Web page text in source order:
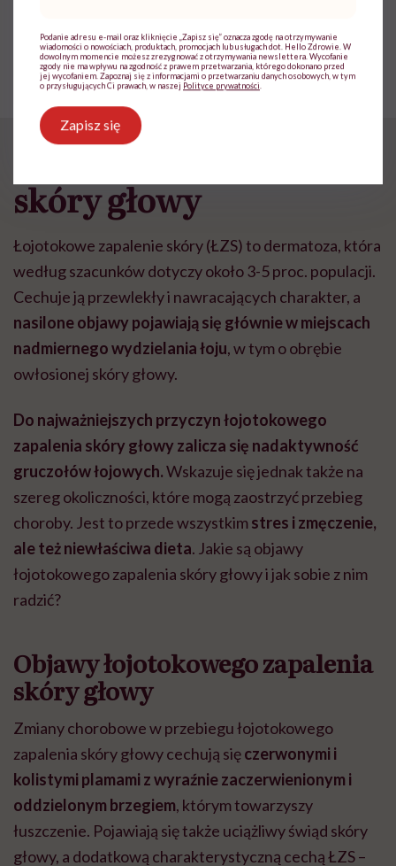
pozbycie się łupieżu
łojotokowego
skóry głowy
Łojotokowe zapalenie skóry (ŁZS) to dermatoza, która
według szacunków dotyczy około 3-5 proc. populacji.
Cechuje ją przewlekły i nawracających charakter, a
nasilone objawy pojawiają się głównie w miejscach
nadmiernego wydzielania łoju, w tym o obrębie
owłosionej skóry głowy.
Do najważniejszych przyczyn łojotokowego
zapalenia skóry głowy zalicza się nadaktywność
gruczołów łojowych.Wskazuje się jednak także na
szereg okoliczności, które mogą zaostrzyć przebieg
choroby. Jest to przede wszystkimstres i zmęczenie,
ale też niewłaściwa dieta. Jakie są objawy
łojotokowego zapalenia skóry głowy i jak sobie z nim
radzić?
Objawy łojotokowego zapalenia
skóry głowy
Zmiany chorobowe w przebiegu łojotokowego
zapalenia skóry głowy cechują sięczerwonymi i
kolistymi plamami z wyraźnie zaczerwienionym i
oddzielonym brzegiem, którym towarzyszy
łuszczenie. Pojawiają się także uciążliwy świąd skóry
głowy, a dodatkową charakterystyczną cechą ŁZS –
Podanie adresu e-mail oraz kliknięcie „Zapisz się” oznacza zgodę na otrzymywanie
wiadomości o nowościach, produktach, promocjach lub usługach dot. Hello Zdrowie. W
dowolnym momencie możesz zrezygnować z otrzymywania newslettera. Wycofanie
zgody nie ma wpływu na zgodność z prawem przetwarzania, którego dokonano przed
jej wycofaniem. Zapoznaj się z informacjami o przetwarzaniu danych osobowych, w tym
o przysługujących Ci prawach, w naszej Polityce prywatności
Zapisz się